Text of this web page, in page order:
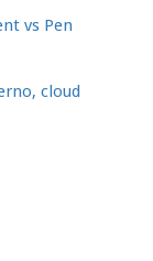
vs Pen
cloud